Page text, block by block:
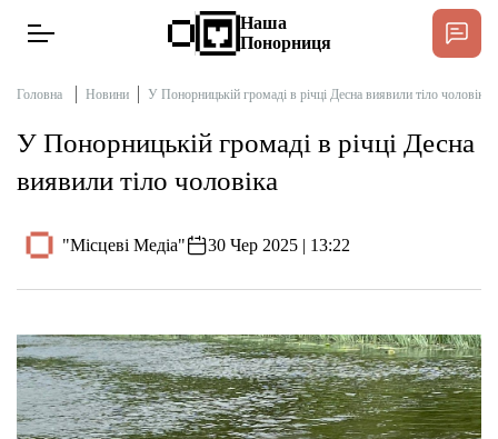
Новини
Інтерв’ю
Публікації
Довідник
Наша
Понорниця
Головна Новини У Понорницькій громаді в річці Десна виявили тіло чоловіка
У Понорницькій громаді в річці Десна
виявили тіло чоловіка
"Місцеві Медіа" 30 Чер 2025 | 13:22